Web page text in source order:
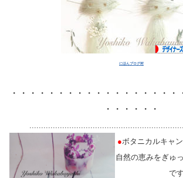
にほんブログ村
・・・・・・・・・・・・・・・・・・
・・・・・・
●ボタニカルキャ
自然の恵みをぎゅ
で